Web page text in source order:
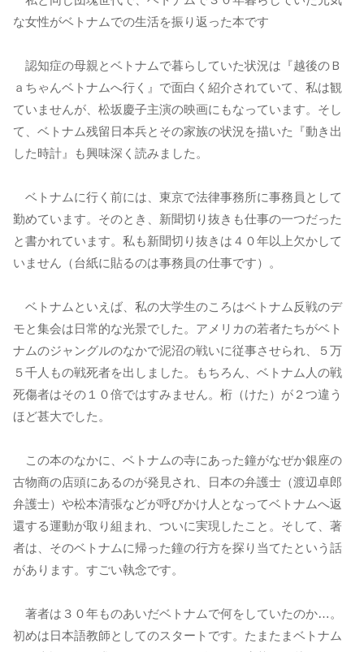
な女性がベトナムでの生活を振り返った本です
認知症の母親とベトナムで暮らしていた状況は『越後のＢ
ａちゃんベトナムへ行く』で面白く紹介されていて、私は観
ていませんが、松坂慶子主演の映画にもなっています。そし
て、ベトナム残留日本兵とその家族の状況を描いた『動き出
した時計』も興味深く読みました。
ベトナムに行く前には、東京で法律事務所に事務員として
勤めています。そのとき、新聞切り抜きも仕事の一つだった
と書かれています。私も新聞切り抜きは４０年以上欠かして
いません（台紙に貼るのは事務員の仕事です）。
ベトナムといえば、私の大学生のころはベトナム反戦のデ
モと集会は日常的な光景でした。アメリカの若者たちがベト
ナムのジャングルのなかで泥沼の戦いに従事させられ、５万
５千人もの戦死者を出しました。もちろん、ベトナム人の戦
死傷者はその１０倍ではすみません。桁（けた）が２つ違う
ほど甚大でした。
この本のなかに、ベトナムの寺にあった鐘がなぜか銀座の
古物商の店頭にあるのが発見され、日本の弁護士（渡辺卓郎
弁護士）や松本清張などが呼びかけ人となってベトナムへ返
還する運動が取り組まれ、ついに実現したこと。そして、著
者は、そのベトナムに帰った鐘の行方を探り当てたという話
があります。すごい執念です。
著者は３０年ものあいだベトナムで何をしていたのか…。
初めは日本語教師としてのスタートです。たまたまベトナム